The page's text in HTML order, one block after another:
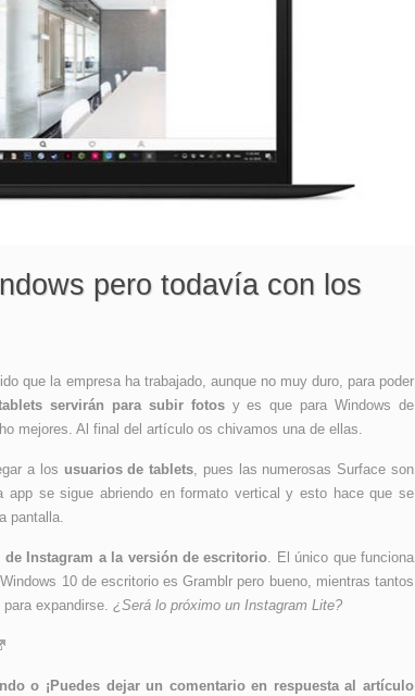
pero todavía con los
que la empresa ha trabajado, aunque no muy duro, para poder
servirán para subir fotosy es que para Windows de
mejores. Al final del artículo os chivamos una de ellas.
a los usuarios de tablets, pues las numerosas Surface son
app se sigue abriendo en formato vertical y esto hace que se
pantalla.
Instagram a la versión de escritorio. El único que funciona
10 de escritorio es Gramblr pero bueno, mientras tantos
expandirse. ¿Será lo próximo un Instagram Lite?
o ¡Puedes dejar un comentario en respuesta al artículo